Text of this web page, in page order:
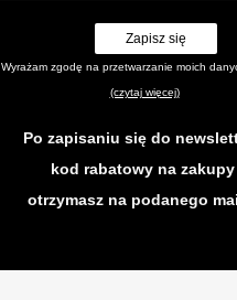
Zapisz się
Wyrażam zgodę na przetwarzanie moich
(czytaj więcej)
Po zapisaniu się do
kod rabatowy na zakupy
otrzymasz na podanego